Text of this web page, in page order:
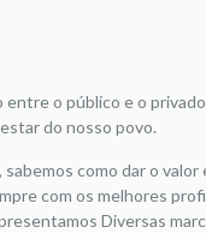
o público e o
do nosso povo.
como dar o
com os melhores
Diversas